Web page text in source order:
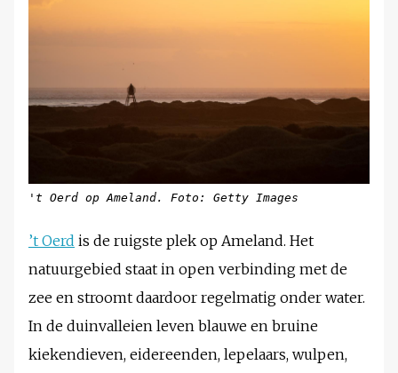
't Oerd op Ameland. Foto: Getty Images
’t Oerd is de ruigste plek op Ameland. Het
natuurgebied staat in open verbinding met de
zee en stroomt daardoor regelmatig onder water.
In de duinvalleien leven blauwe en bruine
kiekendieven, eidereenden, lepelaars, wulpen,